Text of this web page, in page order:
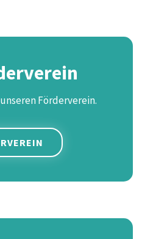
Förderverein.